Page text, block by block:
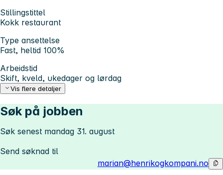
Stillingstittel
Kokk restaurant
Type ansettelse
Fast, heltid 100%
Arbeidstid
Skift, kveld, ukedager og lørdag
Vis flere detaljer
Søk på jobben
Søk senest mandag 31. august
Send søknad til
marian@henrikogkompani.no